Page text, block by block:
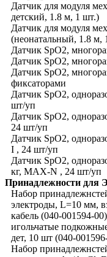
Датчик для модуля
детский, 1.8 м, 1 шт.)
Датчик для модуля
(неонатальный, 1.8 м,
Датчик SpO2,
Датчик SpO2,
Датчик SpO2,
фиксаторами
Датчик SpO2,
шт/уп
Датчик SpO2,
24 шт/уп
Датчик SpO2,
I , 24 шт/уп
Датчик SpO2,
кг, MAX-N , 24 шт/уп
Принадлежности для
Набор
электроды, L=10 мм,
кабель (040-001594-
игольчатые
дет, 10 шт (040-
Набор